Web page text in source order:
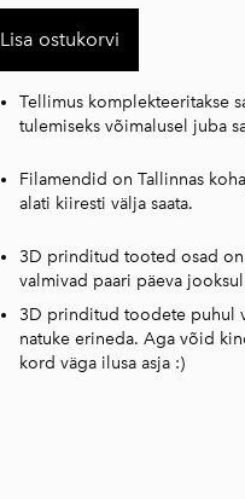
Lisa ostukorvi
Tellimus komplekteeritakse
tulemiseks võimalusel juba
Filamendid on Tallinnas
alati kiiresti välja saata.
3D prinditud tooted osad
valmivad paari päeva
3D prinditud toodete puhul
natuke erineda. Aga võid
kord väga ilusa asja :)